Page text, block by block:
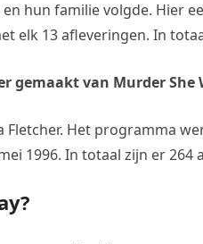
hun familie volgde. Hier
elk 13 afleveringen. In
gemaakt van Murder She
Fletcher. Het programma
1996. In totaal zijn er 264